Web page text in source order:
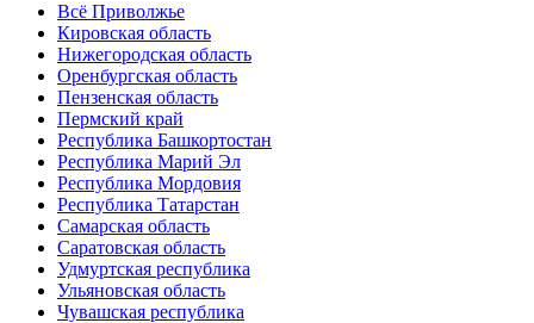
Всё Приволжье
Кировская область
Нижегородская область
Оренбургская область
Пензенская область
Пермский край
Республика Башкортостан
Республика Марий Эл
Республика Мордовия
Республика Татарстан
Самарская область
Саратовская область
Удмуртская республика
Ульяновская область
Чувашская республика